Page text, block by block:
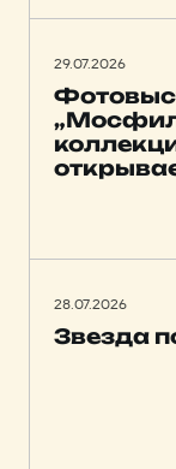
29.07.2026
28.07.2026
Звезда